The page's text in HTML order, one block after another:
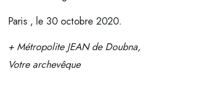
Paris , le 30 octobre 2020.
+ Métropolite JEAN de Doubna,
Votre archevêque